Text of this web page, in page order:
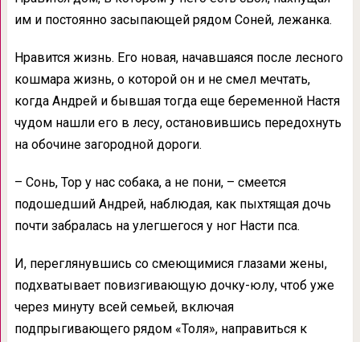
им и постоянно засыпающей рядом Соней, лежанка.
Нравится жизнь. Его новая, начавшаяся после лесного
кошмара жизнь, о которой он и не смел мечтать,
когда Андрей и бывшая тогда еще беременной Настя
чудом нашли его в лесу, остановившись передохнуть
на обочине загородной дороги.
– Сонь, Тор у нас собака, а не пони, – смеется
подошедший Андрей, наблюдая, как пыхтящая дочь
почти забралась на улегшегося у ног Насти пса.
И, переглянувшись со смеющимися глазами жены,
подхватывает повизгивающую дочку-юлу, чтоб уже
через минуту всей семьей, включая
подпрыгивающего рядом «Толя», направиться к